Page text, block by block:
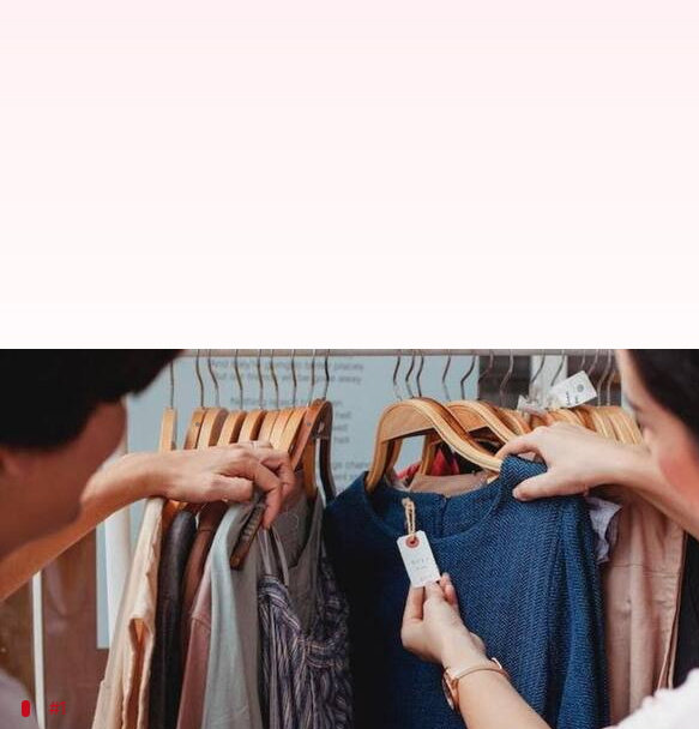
Kiat-kiat menghemat uang: Panduan
Taufiq Al Jufri Sep 27, 2023 12:10 pm
Apa ceritanya
Di era belanja daring, pesona toko fisik tetap tak tertandingi.
Ada sesuatu yang unik dan memuaskan saat berjalan-jalan di
Namun, terapi belanja ini dapat dengan cepat berubah menjadi
#1